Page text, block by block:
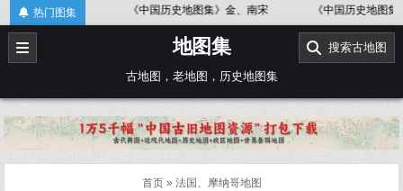
Skip
to
content
热门图集《中国历史地图集》金、南宋 《中国历史地图集》春秋战国
地图集
古地图，老地图，历史地图集
搜索古地图
首页» 法国、摩纳哥地图